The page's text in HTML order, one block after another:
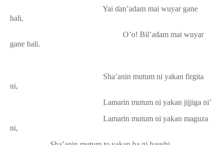
Yai ɗan’adam mai wuyar gane
hali,
O’o! Bil’adam mai wuyar
gane hali.
Sha’anin mutum ni yakan firgita
ni,
Lamarin mutum ni yakan jijjiga ni’
Lamarin mutum ni yakan maguza
ni,